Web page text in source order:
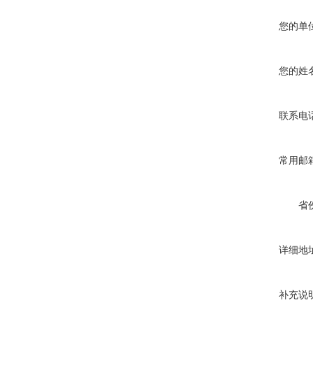
您的单
您的姓
联系电
常用邮
省
详细地
补充说